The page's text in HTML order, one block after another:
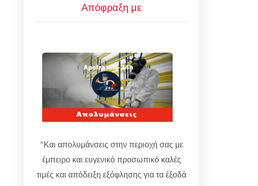
Απόφραξη με
"Και απολυμάνσεις στην περιοχή σας με
έμπειρο και ευγενικό προσωπικό καλές
τιμές και απόδειξη εξόφλησης για τα έξοδά